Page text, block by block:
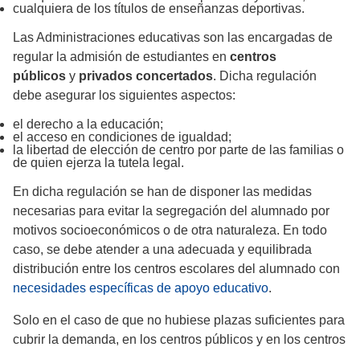
cualquiera de los títulos de enseñanzas deportivas.
Las Administraciones educativas son las encargadas de
regular la admisión de estudiantes en centros
públicos y privados concertados. Dicha regulación
debe asegurar los siguientes aspectos:
el derecho a la educación;
el acceso en condiciones de igualdad;
la libertad de elección de centro por parte de las familias o
de quien ejerza la tutela legal.
En dicha regulación se han de disponer las medidas
necesarias para evitar la segregación del alumnado por
motivos socioeconómicos o de otra naturaleza. En todo
caso, se debe atender a una adecuada y equilibrada
distribución entre los centros escolares del alumnado con
necesidades específicas de apoyo educativo.
Solo en el caso de que no hubiese plazas suficientes para
cubrir la demanda, en los centros públicos y en los centros